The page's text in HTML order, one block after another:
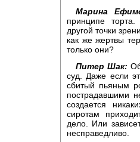
Марина
принципе
другой точки
как же жертвы
только они?
Питер Шак:
суд. Даже если
сбитый пьяным
пострадавшими
создается
сиротам
дело. Или
несправедливо.